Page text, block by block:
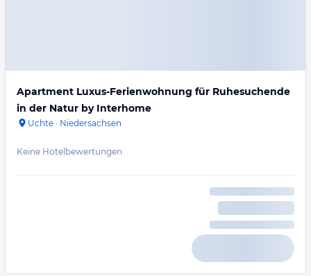
Apartment Luxus-Ferienwohnung für Ruhesuchende
in der Natur by Interhome
Uchte · Niedersachsen
Keine Hotelbewertungen